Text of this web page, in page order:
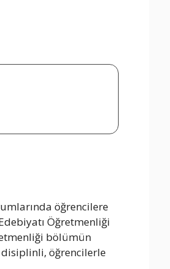
öğrencilere
Öğretmenliği
bölümün
disiplinli, öğrencilerle